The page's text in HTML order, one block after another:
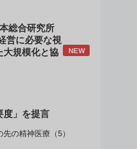
総合研究所
営に必要な視
規模化と協
NEW
度」を提言
の精神医療（5）